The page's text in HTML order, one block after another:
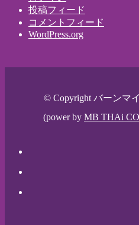
投稿フィード
コメントフィード
WordPress.org
© Copyright バーンマ
(power by MB THAi